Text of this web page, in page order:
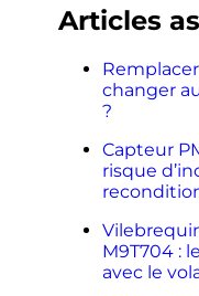
Articles
changer
?
Capteur
risque
M9T704 :
avec le